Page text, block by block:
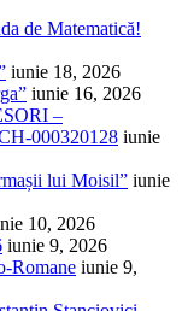
de Matematică!
iunie 18, 2026
iunie 16, 2026
–
000320128 iunie
lui Moisil” iunie
10, 2026
iunie 9, 2026
Romane iunie 9,